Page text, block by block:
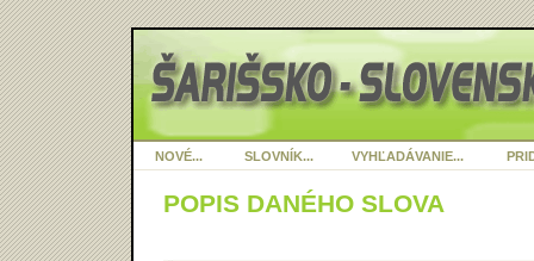
NOVÉ... SLOVNÍK... VYHĽADÁVANIE...
POPIS DANÉHO SLOVA